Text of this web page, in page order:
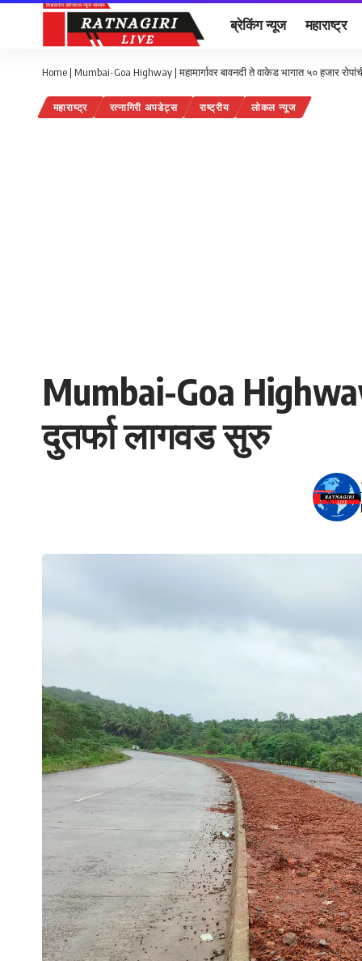
ब्रेकिंग न्यूज महाराष्ट्र
Home | Mumbai-Goa Highway | महामार्गावर बावनदी ते वाकेड भागात ५० हजार
महाराष्ट्र रत्नागिरी अपडेट्स राष्ट्रीय लोकल न्यूज
Mumbai-Goa Highway
दुतर्फा लागवड सुरु